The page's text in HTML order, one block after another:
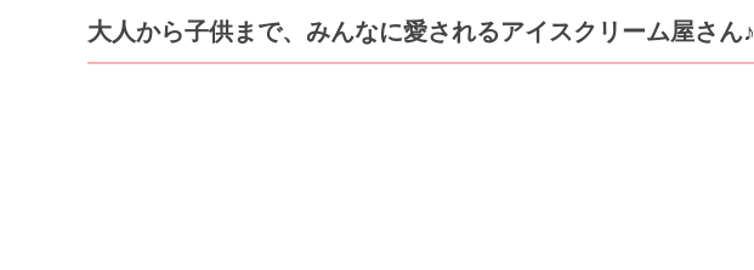
大人から子供まで、みんなに愛されるアイスクリーム屋さん♪